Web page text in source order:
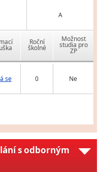
A
Roční
školné
Možnost
studia pro
ZP
se 0 Ne
s odborným